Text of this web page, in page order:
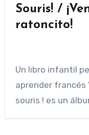
Souris! /
ratoncito!
Un libro infantil
aprender francés
souris ! es un